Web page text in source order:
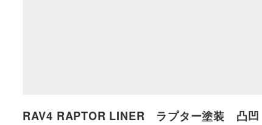
RAV4 RAPTOR LINER ラプター塗装 凸凹